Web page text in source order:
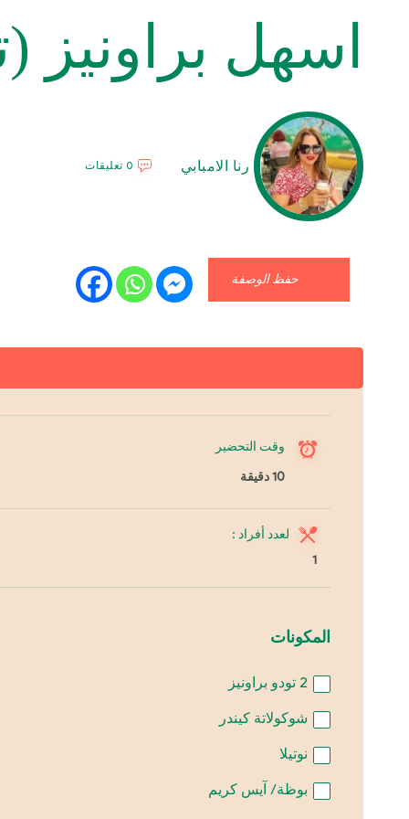
اسهل براونيز
رنا الامبابي 0 تعليقات
حفظ الوصفة
وقت التحضير
10 دقيقة
لعدد أفراد :
1
المكونات
2 تودو براونيز
شوكولاتة كيندر
نوتيلا
بوظة/ آيس كريم